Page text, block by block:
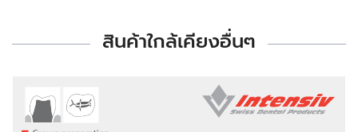
สินค้าใกล้เคียงอื่นๆ